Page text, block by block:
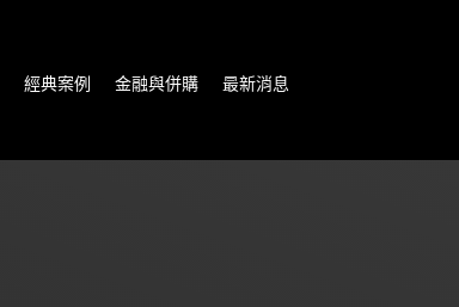
經典案例 金融與併購 最新消息